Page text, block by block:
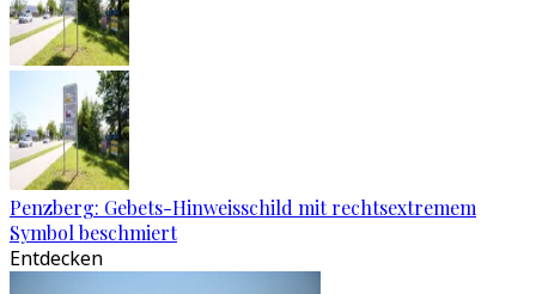
Penzberg: Gebets-Hinweisschild mit rechtsextremem
Symbol beschmiert
Entdecken